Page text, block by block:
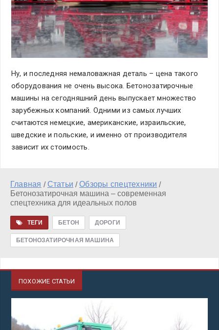
Ну, и последняя немаловажная деталь – цена такого
оборудования не очень высока. Бетонозатирочные
машины на сегодняшний день выпускает множество
зарубежных компаний. Одними из самых лучших
считаются немецкие, американские, израильские,
шведские и польские, и именно от производителя
зависит их стоимость.
Главная / Статьи /Обзоры спецтехники /
Бетонозатирочная машина – современная
спецтехника для идеальных полов
ТЕГИ БЕТОН ДОРОГИ
БЕТОНОЗАТИРОЧНАЯ МАШИНА
ПОХОЖИЕ СТАТЬИ